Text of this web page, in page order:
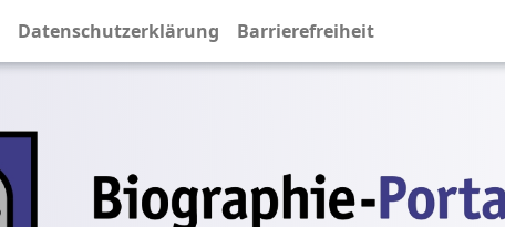
Datenschutzerklärung Barrierefreiheit